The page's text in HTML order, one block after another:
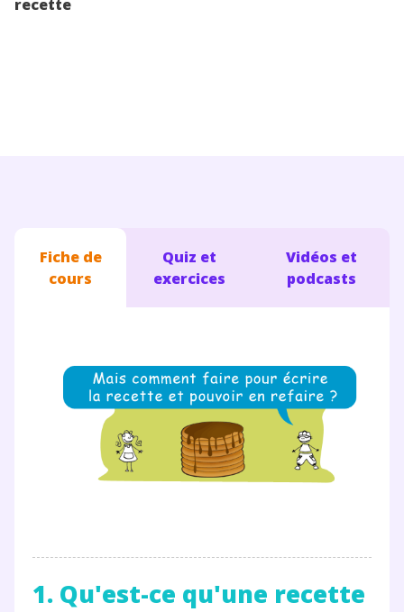
recette
Fiche de
cours
Quiz et
exercices
Vidéos et
podcasts
1. Qu'est-ce qu'une recette